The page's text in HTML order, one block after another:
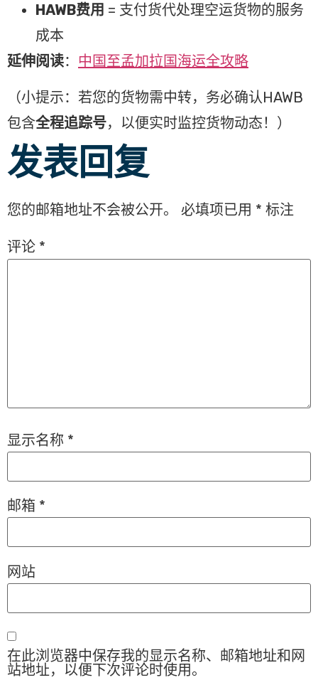
HAWB费用 = 支付货代处理空运货物的服务
成本
延伸阅读： 中国至孟加拉国海运全攻略
（小提示：若您的货物需中转，务必确认HAWB
包含全程追踪号，以便实时监控货物动态！）
发表回复
您的邮箱地址不会被公开。 必填项已用 * 标注
评论 *
显示名称 *
邮箱 *
网站
在此浏览器中保存我的显示名称、邮箱地址和网
站地址，以便下次评论时使用。